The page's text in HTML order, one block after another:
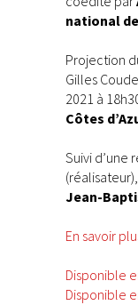
national
Projection
Gilles
2021 à
Côtes
Suivi d’une
(réalisateur),
Jean-
En savoir
Disponible
Disponible